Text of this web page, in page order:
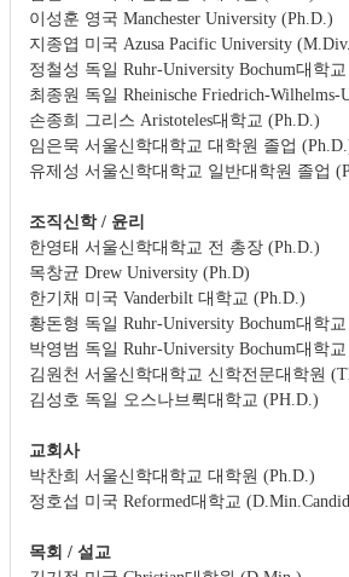
이성훈 영국 Manchester University (Ph.D.)
지종엽 미국 Azusa Pacific University
정철성 독일 Ruhr-University Bochum대학
최종원 독일 Rheinische Friedrich-Wilhelms-
손종희 그리스 Aristoteles대학교 (Ph.D.)
임은묵 서울신학대학교 대학원 졸업
유제성 서울신학대학교 일반대학원 졸업
조직신학 / 윤리
한영태 서울신학대학교 전 총장 (Ph.D.)
목창균 Drew University (Ph.D)
한기채 미국 Vanderbilt 대학교 (Ph.D.)
황돈형 독일 Ruhr-University Bochum대학
박영범 독일 Ruhr-University Bochum대학
김원천 서울신학대학교 신학전문대학원
김성호 독일 오스나브뤽대학교 (PH.D.)
교회사
박찬희 서울신학대학교 대학원 (Ph.D.)
정호섭 미국 Reformed대학교
목회 / 설교